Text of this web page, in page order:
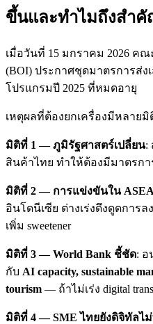
ขึ้นและทำไมถึงสำ
เมื่อวันที่ 15 มกราคม 2026 ค
(BOI) ประกาศชุดมาตรการส่
โปรแกรมปี 2025 ที่หมดอายุ
เหตุผลที่ต้องยกเครื่องมีหลาย
มิติที่ 1 — ภูมิรัฐศาสตร์เปลี่ยน:
สินค้าไทย ทำให้ต้องมีมาตรกา
มิติที่ 2 — การแข่งขันใน
อินโดนีเซีย ต่างเร่งดึงดูดการ
เพิ่ม sweetener
มิติที่ 3 — World Bank ชี้ชัด: อ
กับ AI capacity, sustainable
tourism — ถ้าไม่เร่ง digital
มิติที่ 4 — SME ไทยยังดิจิทัลไ